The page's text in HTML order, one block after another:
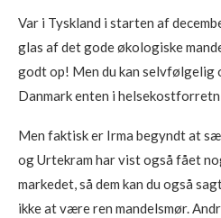
Var i Tyskland i starten af
glas af det gode økologiske
godt op! Men du kan selvfølgelig
Danmark enten i
Men faktisk er Irma begyndt at
og Urtekram har vist også fået
markedet, så dem kan du også
ikke at være ren mandelsmør.